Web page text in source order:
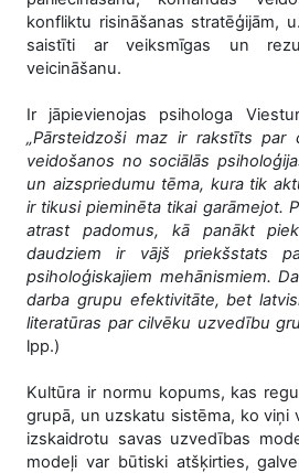
konfliktu risināšanas stratēģijām,
saistīti ar veiksmīgas un
veicināšanu.
Ir jāpievienojas psihologa
„Pārsteidzoši maz ir rakstīts par
veidošanos no sociālās
un aizspriedumu tēma, kura tik
ir tikusi pieminēta tikai garāmejot.
atrast padomus, kā panākt
daudziem ir vājš priekšstats
psiholoģiskajiem mehānismiem.
darba grupu efektivitāte, bet
literatūras par cilvēku uzvedību
lpp.)
Kultūra ir normu kopums, kas
grupā, un uzskatu sistēma, ko viņi
izskaidrotu savas uzvedības
modeļi var būtiski atšķirties,